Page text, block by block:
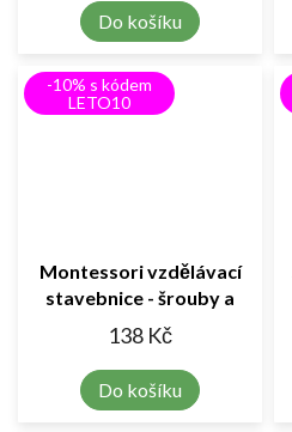
Do košíku
-10% s kódem
LETO10
Montessori vzdělávací
stavebnice - šrouby a
matice 30 ks
138 Kč
Do košíku